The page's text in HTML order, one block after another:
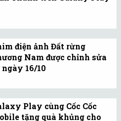
năm 2035 với tổng
5.000 tỉ đồng.
thức cả 3 tác
của Trấn Thành
trên Galaxy Play.
điện ảnh Đất rừng
Nam được chỉnh sửa
16/10
từ ngày 16/10 sau
Play cùng Cốc Cốc
tặng quà khủng cho